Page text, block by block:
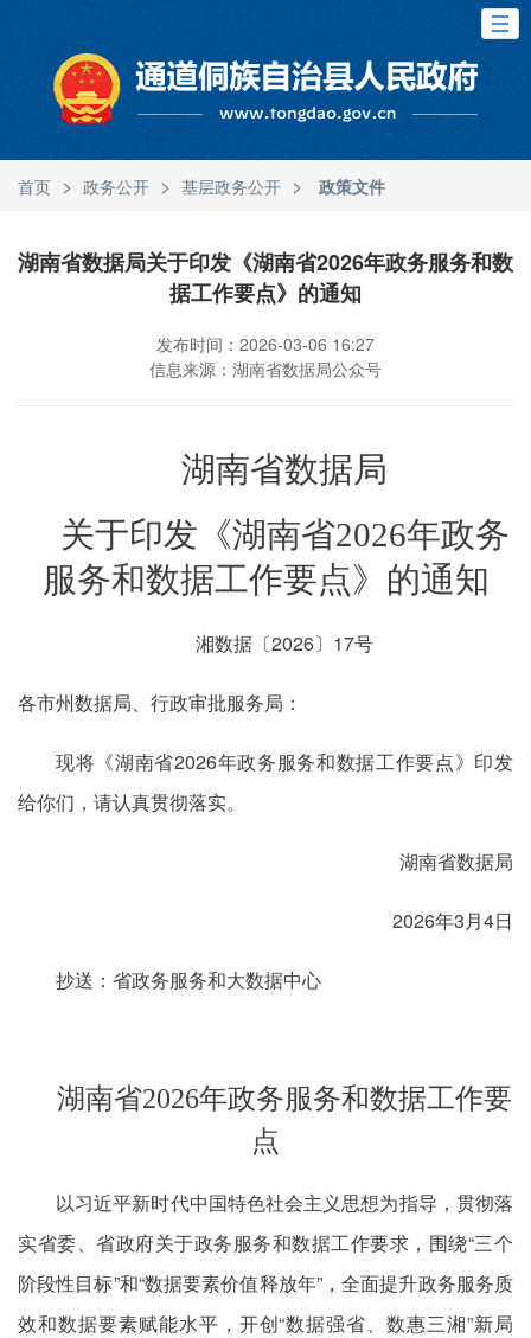
首页 > 政务公开 > 基层政务公开 > 政策文件
湖南省数据局关于印发《湖南省2026年政务服务和数
据工作要点》的通知
发布时间：2026-03-06 16:27
信息来源：湖南省数据局公众号
湖南省数据局
关于印发《湖南省2026年政务
服务和数据工作要点》的通知
湘数据〔2026〕17号
各市州数据局、行政审批服务局：
现将《湖南省2026年政务服务和数据工作要点》印发
给你们，请认真贯彻落实。
湖南省数据局
2026年3月4日
抄送：省政务服务和大数据中心
湖南省2026年政务服务和数据工作要
点
以习近平新时代中国特色社会主义思想为指导，贯彻落
实省委、省政府关于政务服务和数据工作要求，围绕“三个
阶段性目标”和“数据要素价值释放年”，全面提升政务服务质
效和数据要素赋能水平，开创“数据强省、数惠三湘”新局